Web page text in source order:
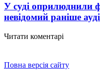
У суді оприлюднили
невідомий раніше
Читати коментарі
Повна версія сайту